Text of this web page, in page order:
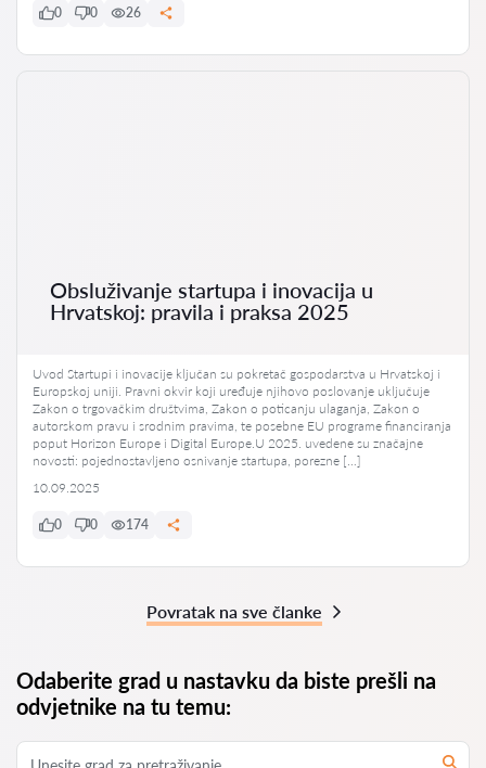
0 0 26
Obsluživanje startupa i inovacija u
Hrvatskoj: pravila i praksa 2025
Uvod Startupi i inovacije ključan su pokretač gospodarstva u Hrvatskoj i
Europskoj uniji. Pravni okvir koji uređuje njihovo poslovanje uključuje
Zakon o trgovačkim društvima, Zakon o poticanju ulaganja, Zakon o
autorskom pravu i srodnim pravima, te posebne EU programe financiranja
poput Horizon Europe i Digital Europe.U 2025. uvedene su značajne
novosti: pojednostavljeno osnivanje startupa, porezne […]
10.09.2025
0 0 174
Povratak na sve članke
Odaberite grad u nastavku da biste prešli na
odvjetnike na tu temu: